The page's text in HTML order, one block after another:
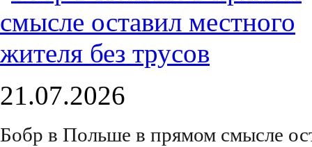
21.07.2026
Бобр в Польше в прямом смысле